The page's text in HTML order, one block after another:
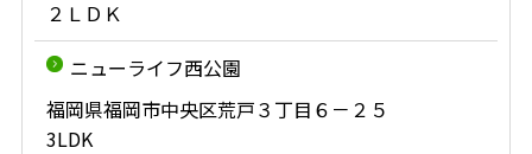
２ＬＤＫ
ニューライフ西公園
福岡県福岡市中央区荒戸３丁目６－２５
3LDK